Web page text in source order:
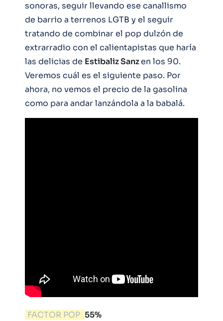
sonoras, seguir llevando ese canallismo
de barrio a terrenos LGTB y el seguir
tratando de combinar el pop dulzón de
extrarradio con el calientapistas que haría
las delicias de Estibaliz Sanzen los 90.
Veremos cuál es el siguiente paso. Por
ahora, no vemos el precio de la gasolina
como para andar lanzándola a la babalá.
FACTOR POP 55%